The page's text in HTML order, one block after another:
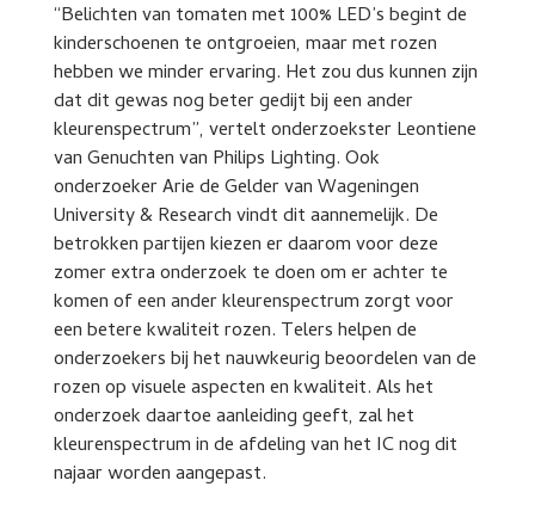
“Belichten van tomaten met 100% LED’s begint de
kinderschoenen te ontgroeien, maar met rozen
hebben we minder ervaring. Het zou dus kunnen zijn
dat dit gewas nog beter gedijt bij een ander
kleurenspectrum”, vertelt onderzoekster Leontiene
van Genuchten van Philips Lighting. Ook
onderzoeker Arie de Gelder van Wageningen
University & Research vindt dit aannemelijk. De
betrokken partijen kiezen er daarom voor deze
zomer extra onderzoek te doen om er achter te
komen of een ander kleurenspectrum zorgt voor
een betere kwaliteit rozen. Telers helpen de
onderzoekers bij het nauwkeurig beoordelen van de
rozen op visuele aspecten en kwaliteit. Als het
onderzoek daartoe aanleiding geeft, zal het
kleurenspectrum in de afdeling van het IC nog dit
najaar worden aangepast.